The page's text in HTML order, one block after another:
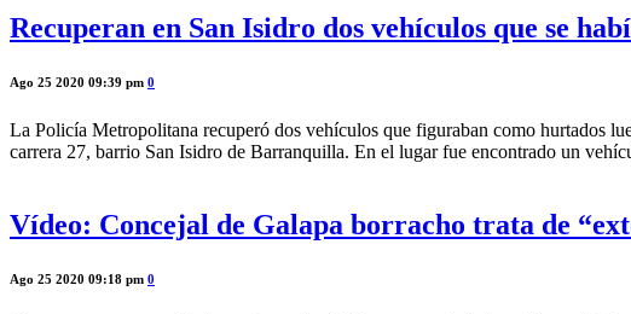
Recuperan en San Isidro dos vehículos que se
Ago 25 2020 09:39 pm 0
La Policía Metropolitana recuperó dos vehículos que figuraban como hurtados
carrera 27, barrio San Isidro de Barranquilla. En el lugar fue encontrado un
Vídeo: Concejal de Galapa borracho trata de
Ago 25 2020 09:18 pm 0